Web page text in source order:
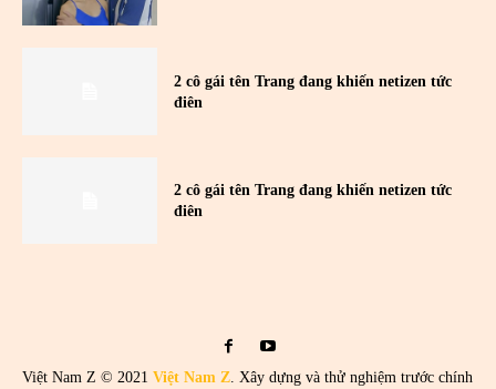
2 cô gái tên Trang đang khiến netizen tức
điên
2 cô gái tên Trang đang khiến netizen tức
điên
Việt Nam Z © 2021 Việt Nam Z. Xây dựng và thử nghiệm trước chính